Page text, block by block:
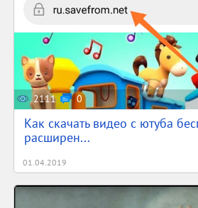
2111 0
Как скачать видео с ютуба
расширен...
01.04.2019